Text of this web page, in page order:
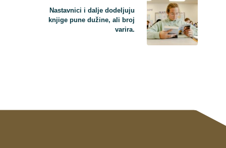
Nastavnici i dalje dodeljuju
knjige pune dužine, ali broj
varira.